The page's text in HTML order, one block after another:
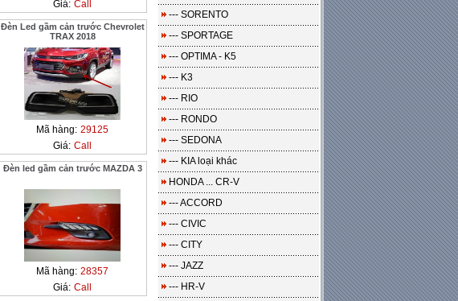
Giá: Call
Đèn Led gầm cản trước Chevrolet
TRAX 2018
Mã hàng: 29125
Giá: Call
Đèn led gầm cản trước MAZDA 3
Mã hàng: 28357
Giá: Call
--- SORENTO
--- SPORTAGE
--- OPTIMA - K5
--- K3
--- RIO
--- RONDO
--- SEDONA
--- KIA loại khác
HONDA ... CR-V
--- ACCORD
--- CIVIC
--- CITY
--- JAZZ
--- HR-V